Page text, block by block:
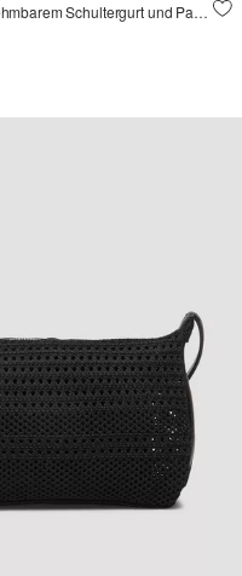
Camera-Bag mit abnehmbarem Schultergurt und Paspel-Detail